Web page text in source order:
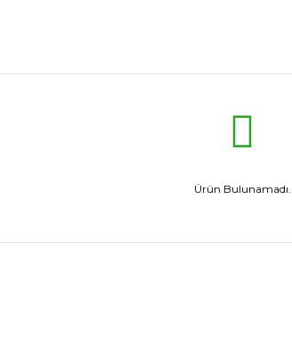
Ürün Bulunamadı.